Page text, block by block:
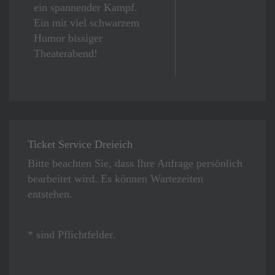
ein spannender Kampf.
Ein mit viel schwarzem
Humor bissiger
Theaterabend!
Ticket Service Dreieich
Bitte beachten Sie, dass Ihre Anfrage persönlich
bearbeitet wird. Es können Wartezeiten
entstehen.
* sind Pflichtfelder.